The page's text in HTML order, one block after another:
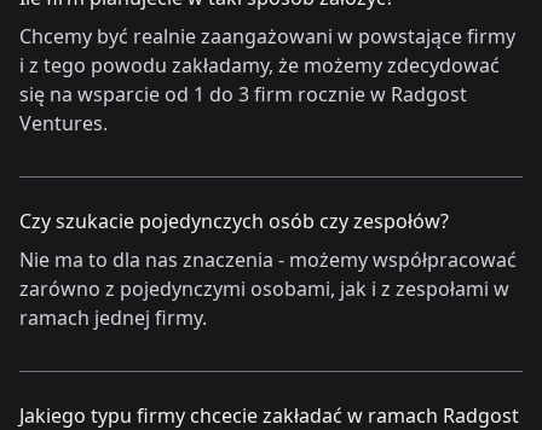
Chcemy być realnie zaangażowani w powstające firmy
i z tego powodu zakładamy, że możemy zdecydować
się na wsparcie od 1 do 3 firm rocznie w Radgost
Ventures.
Czy szukacie pojedynczych osób czy zespołów?
Nie ma to dla nas znaczenia - możemy współpracować
zarówno z pojedynczymi osobami, jak i z zespołami w
ramach jednej firmy.
Jakiego typu firmy chcecie zakładać w ramach Radgost